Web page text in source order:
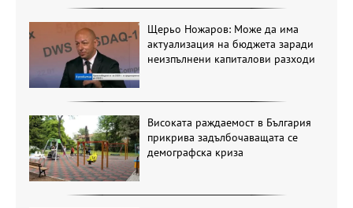
Щерьо Ножаров: Може да има
актуализация на бюджета заради
неизпълнени капиталови разходи
Високата раждаемост в България
прикрива задълбочаващата се
демографска криза